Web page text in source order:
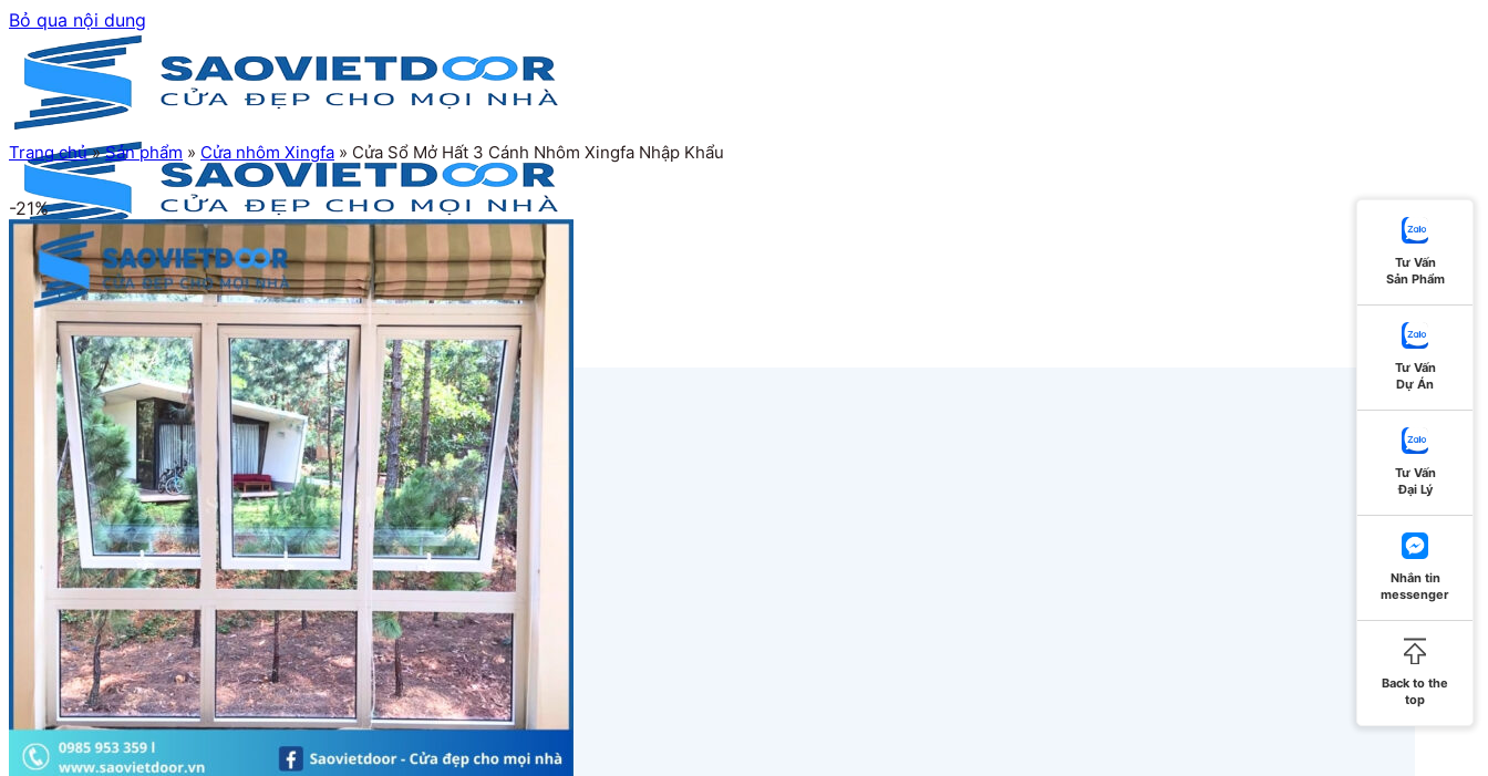
Bỏ qua nội dung
Trang chủ
Giới thiệu
Sản phẩm
Cửa cuốn
Cửa kính
Cửa nhôm
Vách kính
Mái kính
Trang chủ»Sản phẩm » Cửa nhôm Xingfa » Cửa Sổ Mở Hất 3 Cánh Nhôm Xingfa Nhập Khẩu
-21%
Tư Vấn
Sản Phẩm
Tư Vấn
Dự Án
Tư Vấn
Đại Lý
Nhắn tin
messenger
Back to the
top